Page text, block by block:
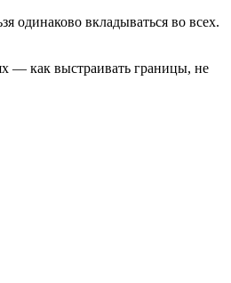
одинаково вкладываться во всех.
— как выстраивать границы, не